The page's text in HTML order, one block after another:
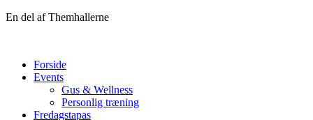
Videre
En del af Themhallerne
Forside
Events
Gus & Wellness
Personlig træning
Fredagstapas